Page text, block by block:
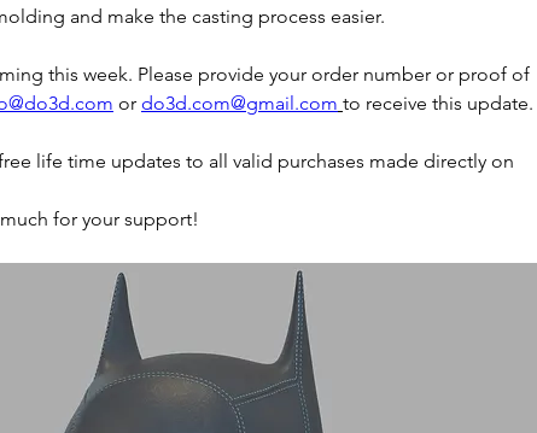
and make the casting process easier.
this week. Please provide your order number or proof of
or do3d.com@gmail.com to receive this update.
for your support!